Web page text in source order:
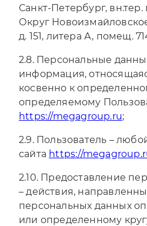
Санкт-Петербург,
Округ
д. 151, литера А, помещ.
2.8. Персональные
информация,
косвенно к
определяемому
https://megagroup.ru;
2.9. Пользователь –
сайта https://
2.10. Предоставление
– действия,
персональных данных
или определенному